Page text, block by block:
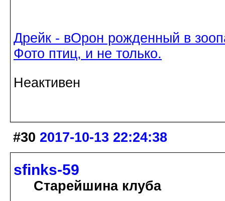
Дрейк - вОрон рожденный в
Фото птиц, и не только.
Неактивен
#30 2017-10-13 22:24:38
sfinks-59
Старейшина клуба